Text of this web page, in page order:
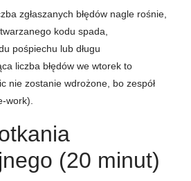
zgłaszanych błędów nagle rośnie,
kodu spada,
pośpiechu lub długu
liczba błędów we wtorek to
nie zostanie wdrożone, bo zespół
work).
(20 minut)